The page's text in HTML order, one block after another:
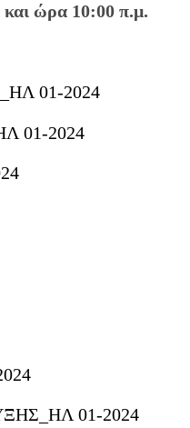
ώρα 10:00 π.μ.
01-2024
01-2024
01-2024